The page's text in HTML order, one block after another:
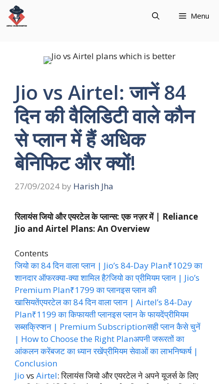
Skip
content
Menu
Jio vs Airtel: जानें 84
दिन की वैलिडिटी वाले कौन
से प्लान में हैं अधिक
बेनिफिट और क्‍यों!
27/09/2024 by Harish Jha
रिलायंस जियो और एयरटेल के प्लान्स: एक नज़र में | Reliance
Jio and Airtel Plans: An Overview
Contents
जियो का 84 दिन वाला प्लान | Jio’s 84-Day Plan₹1029 का
शानदार ऑफरक्या-क्या शामिल है?जियो का प्रीमियम प्लान | Jio’s
Premium Plan₹1799 का प्लानइस प्लान की
खासियतेंएयरटेल का 84 दिन वाला प्लान | Airtel’s 84-Day
Plan₹1199 का किफायती प्लानइस प्लान के फायदेंप्रीमियम
सब्सक्रिप्शन | Premium Subscriptionसही प्लान कैसे चुनें
| How to Choose the Right Planअपनी जरूरतों का
आंकलन करेंबजट का ध्यान रखेंप्रीमियम सेवाओं का लाभनिष्कर्ष |
Conclusion
Jio vs Airtel: रिलायंस जियो और एयरटेल ने अपने यूजर्स के लिए